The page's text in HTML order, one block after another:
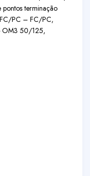
terminação
PC – FC/PC,
OM3 50/125,